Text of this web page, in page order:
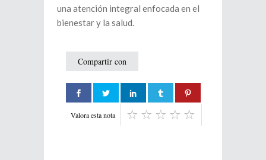
una atención integral enfocada en el
bienestar y la salud.
Compartir con
Valora esta nota